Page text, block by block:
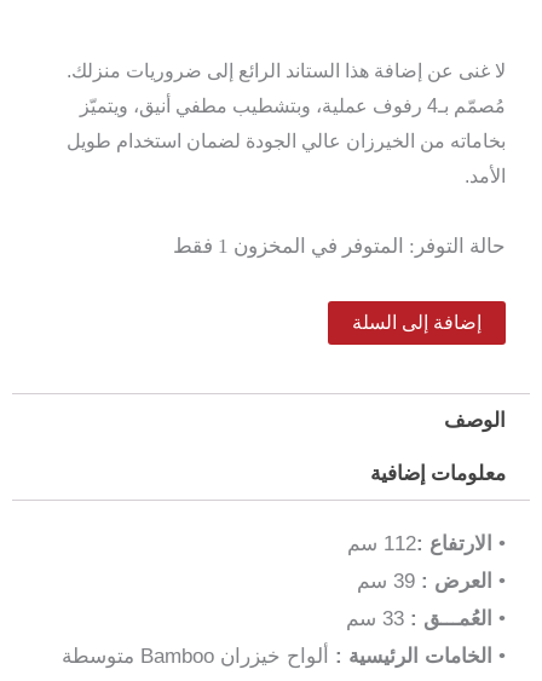
لا غنى عن إضافة هذا الستاند الرائع إلى ضروريات منزلك.
مُصمّم بـ4 رفوف عملية، وبتشطيب مطفي أنيق، ويتميّز
بخاماته من الخيرزان عالي الجودة لضمان استخدام طويل
الأمد.
حالة التوفر: المتوفر في المخزون 1 فقط
كمية
خيزران
4
رفوف
مُتعدد
الاستخدام
إضافة إلى السلة
الوصف
معلومات إضافية
• الارتفاع :112 سم
• العرض :
• العُمـــق :
• الخامات الرئيسية :
ألواح خيزران Bamboo متوسطة